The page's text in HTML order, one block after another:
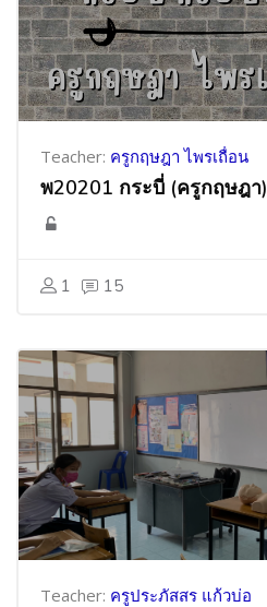
Teacher: ครูกฤษฎา ไพรเถื่อน
พ20201 กระบี่ (ครูกฤษฎา)
1 15
Teacher: ครูประภัสสร แก้วบ่อ